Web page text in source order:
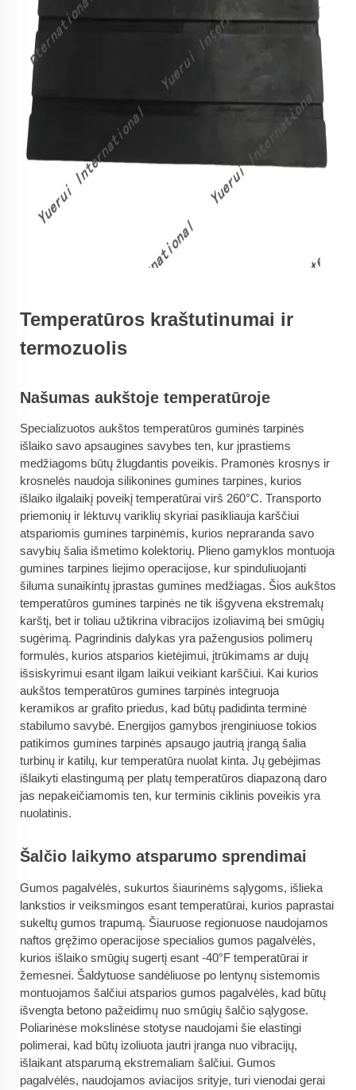
Temperatūros kraštutinumai ir
termozuolis
Našumas aukštoje temperatūroje
Specializuotos aukštos temperatūros guminės tarpinės
išlaiko savo apsaugines savybes ten, kur įprastiems
medžiagoms būtų žlugdantis poveikis. Pramonės krosnys ir
krosnelės naudoja silikonines gumines tarpines, kurios
išlaiko ilgalaikį poveikį temperatūrai virš 260°C. Transporto
priemonių ir lėktuvų variklių skyriai pasikliauja karščiui
atspariomis gumines tarpinėmis, kurios nepraranda savo
savybių šalia išmetimo kolektorių. Plieno gamyklos montuoja
gumines tarpines liejimo operacijose, kur spinduliuojanti
šiluma sunaikintų įprastas gumines medžiagas. Šios aukštos
temperatūros gumines tarpinės ne tik išgyvena ekstremalų
karštį, bet ir toliau užtikrina vibracijos izoliavimą bei smūgių
sugėrimą. Pagrindinis dalykas yra pažengusios polimerų
formulės, kurios atsparios kietėjimui, įtrūkimams ar dujų
išsiskyrimui esant ilgam laikui veikiant karščiui. Kai kurios
aukštos temperatūros gumines tarpinės integruoja
keramikos ar grafito priedus, kad būtų padidinta terminė
stabilumo savybė. Energijos gamybos įrenginiuose tokios
patikimos gumines tarpinės apsaugo jautrią įrangą šalia
turbinų ir katilų, kur temperatūra nuolat kinta. Jų gebėjimas
išlaikyti elastingumą per platų temperatūros diapazoną daro
jas nepakeičiamomis ten, kur terminis ciklinis poveikis yra
nuolatinis.
Šalčio laikymo atsparumo sprendimai
Gumos pagalvėlės, sukurtos šiaurinėms sąlygoms, išlieka
lankstios ir veiksmingos esant temperatūrai, kurios paprastai
sukeltų gumos trapumą. Šiauruose regionuose naudojamos
naftos gręžimo operacijose specialios gumos pagalvėlės,
kurios išlaiko smūgių sugertį esant -40°F temperatūrai ir
žemesnei. Šaldytuose sandėliuose po lentynų sistemomis
montuojamos šalčiui atsparios gumos pagalvėlės, kad būtų
išvengta betono pažeidimų nuo smūgių šalčio sąlygose.
Poliarinėse mokslinėse stotyse naudojami šie elastingi
polimerai, kad būtų izoliuota jautri įranga nuo vibracijų,
išlaikant atsparumą ekstremaliam šalčiui. Gumos
pagalvėlės, naudojamos aviacijos srityje, turi vienodai gerai